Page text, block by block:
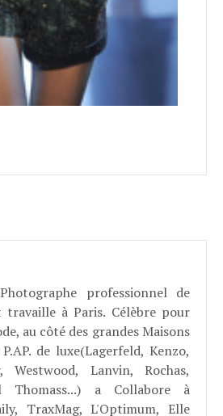
professionnel de
à Paris. Célèbre pour
au côté des grandes Maisons
de luxe(Lagerfeld, Kenzo,
Westwood, Lanvin, Rochas,
Thomass...) a Collabore à
TraxMag, L'Optimum, Elle